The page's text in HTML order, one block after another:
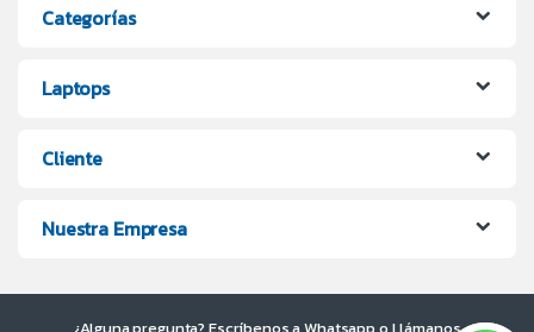
Categorías
Laptops
Cliente
Nuestra Empresa